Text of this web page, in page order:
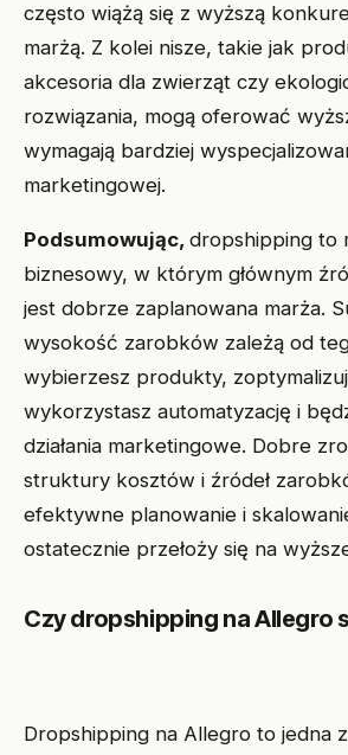
często wiążą się z wyższą
marżą. Z kolei nisze, takie jak
akcesoria dla zwierząt czy
rozwiązania, mogą oferować
wymagają bardziej
marketingowej.
Podsumowując, dropshipping to
biznesowy, w którym głównym
jest dobrze zaplanowana marża.
wysokość zarobków zależą od
wybierzesz produkty,
wykorzystasz automatyzację i
działania marketingowe. Dobre
struktury kosztów i źródeł
efektywne planowanie i
ostatecznie przełoży się na
Czy dropshipping na Allegro
Dropshipping na Allegro to jedna z